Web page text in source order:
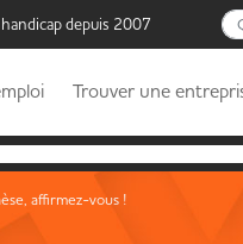
depuis 2007
Trouver une
affirmez-vous !